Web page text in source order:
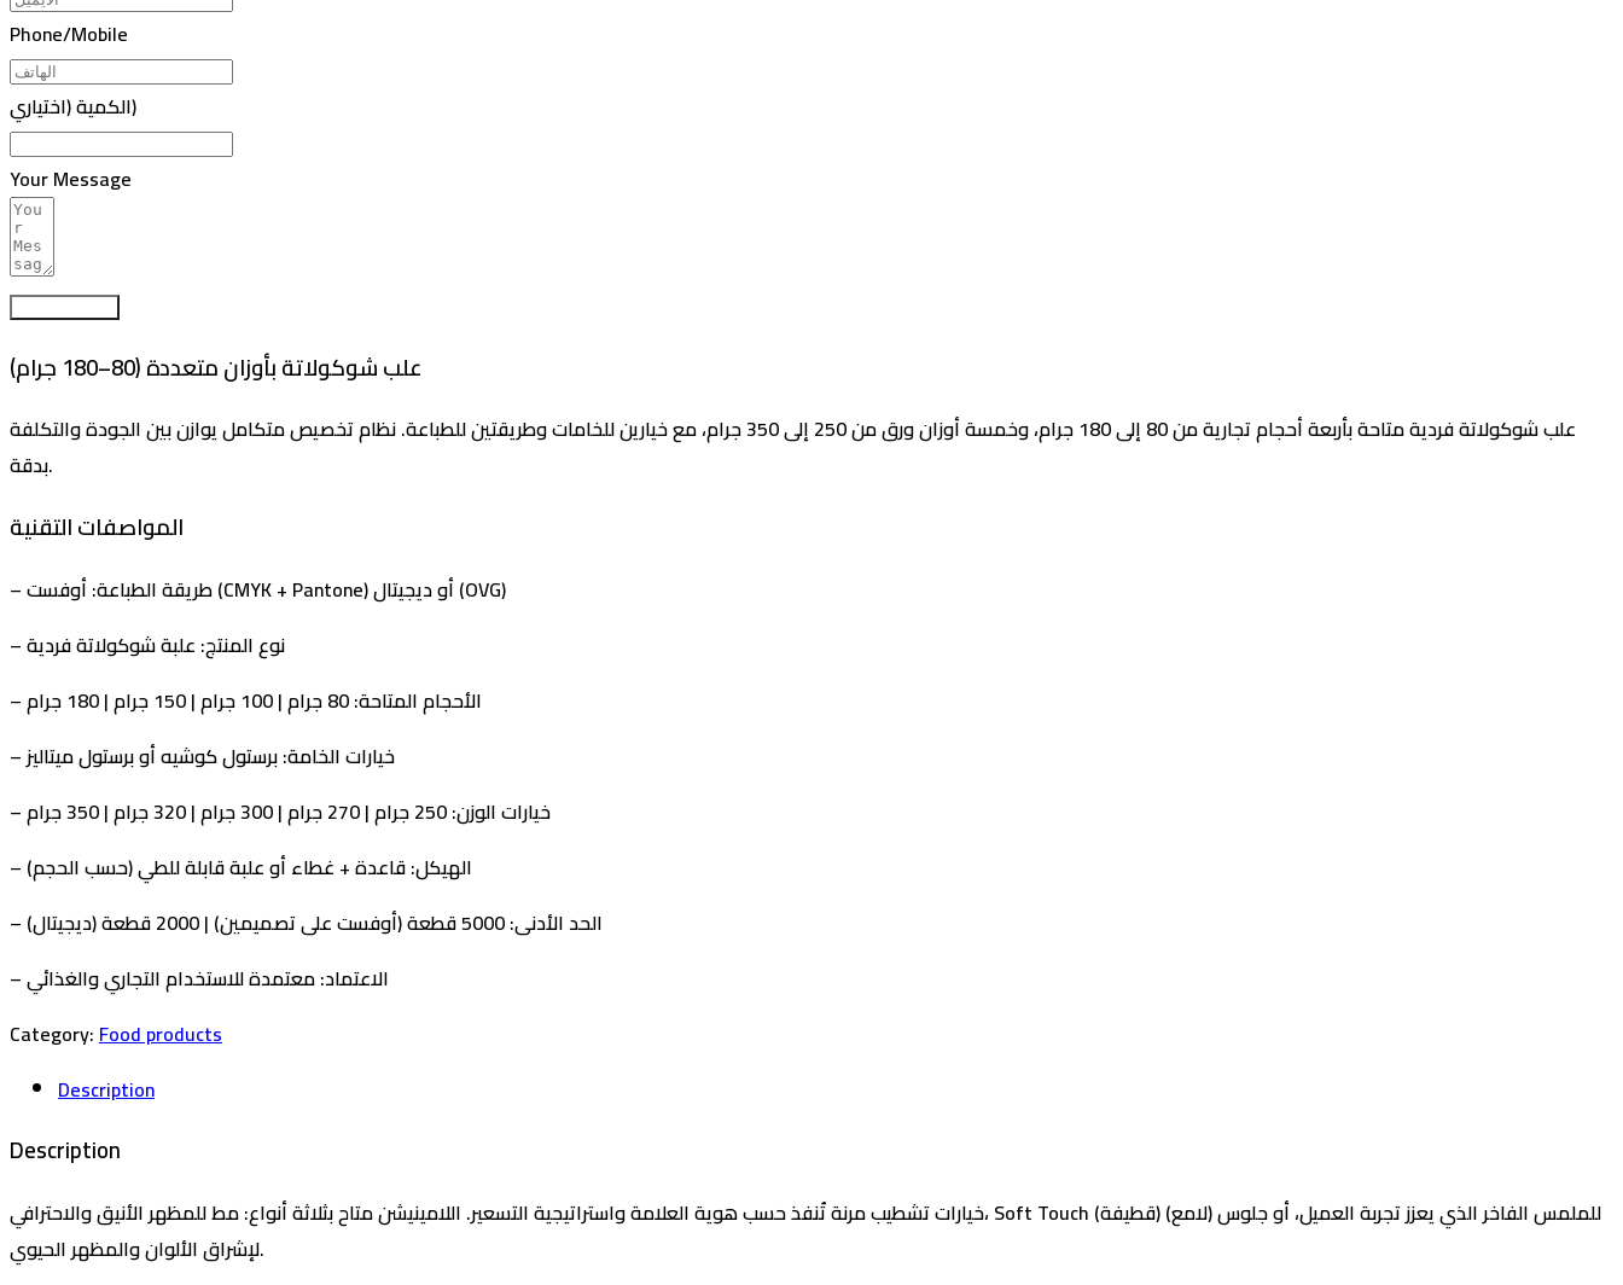
Phone/Mobile
الكمية (اختياري)
Your Message
علب شوكولاتة بأوزان متعددة (80–180 جرام)
علب شوكولاتة فردية متاحة بأربعة أحجام تجارية من 80 إلى 180 جرام، وخمسة أوزان ورق من 250 إلى 350 جرام، مع خيارين للخامات وطريقتين للطباعة. نظام تخصيص متكامل يوازن بين الجودة والتكلفة
بدقة.
المواصفات التقنية
– طريقة الطباعة
: أوفست (CMYK + Pantone) أو ديجيتال (OVG)
–
نوع المنتج: علبة شوكولاتة فردية
–
الأحجام المتاحة: 80 جرام | 100 جرام | 150 جرام | 180 جرام
–
خيارات الخامة: برستول كوشيه أو برستول ميتاليز
– خيارات الوزن: 250 جرام | 270 جرام | 300 جرام | 320 جرام | 350 جرام
–
الهيكل: قاعدة + غطاء أو علبة قابلة للطي (حسب الحجم)
– الحد الأدنى:
–
الاعتماد: معتمدة للاستخدام التجاري والغذائي
Category:Food products
Description
Description
خيارات تشطيب مرنة تُنفذ حسب هوية العلامة واستراتيجية التسعير. اللامينيشن متاح بثلاثة أنواع: مط للمظهر الأنيق والاحترافي، Soft Touch (قطيفة) للملمس الفاخر الذي يعزز تجربة العميل، أو جلوس (لامع)
لإشراق الألوان والمظهر الحيوي.